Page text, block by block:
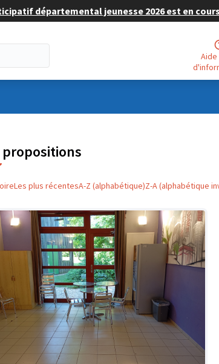
départemental jeunesse 2026 est en cours
Aide - Plus
utilisateur
propositions
Les plus récentesA-Z (alphabétique)Z-A (alphabétique